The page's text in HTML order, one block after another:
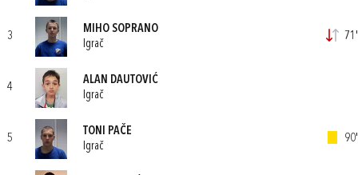
3
MIHO SOPRANO
Igrač
71'
4
ALAN DAUTOVIĆ
Igrač
5
TONI PAČE
Igrač
90'